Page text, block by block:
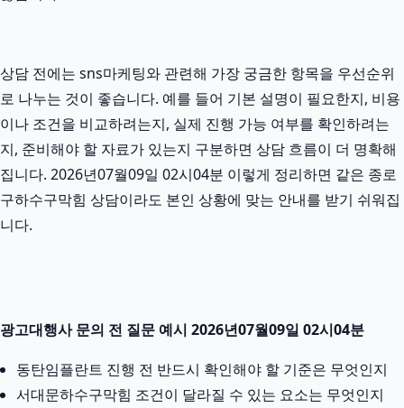
상담 전에는 sns마케팅와 관련해 가장 궁금한 항목을 우선순위
로 나누는 것이 좋습니다. 예를 들어 기본 설명이 필요한지, 비용
이나 조건을 비교하려는지, 실제 진행 가능 여부를 확인하려는
지, 준비해야 할 자료가 있는지 구분하면 상담 흐름이 더 명확해
집니다. 2026년07월09일 02시04분 이렇게 정리하면 같은 종로
구하수구막힘 상담이라도 본인 상황에 맞는 안내를 받기 쉬워집
니다.
광고대행사 문의 전 질문 예시 2026년07월09일 02시04분
동탄임플란트 진행 전 반드시 확인해야 할 기준은 무엇인지
서대문하수구막힘 조건이 달라질 수 있는 요소는 무엇인지